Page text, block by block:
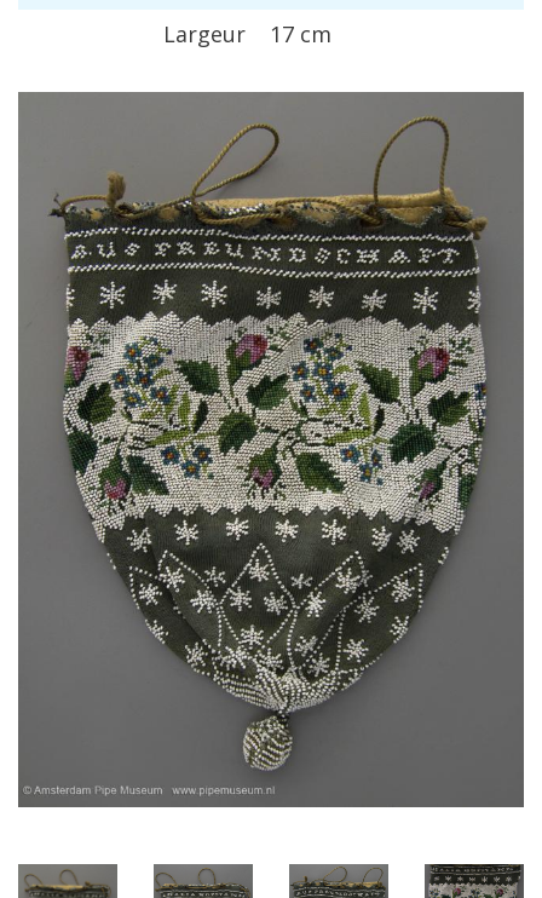
Largeur
17 cm